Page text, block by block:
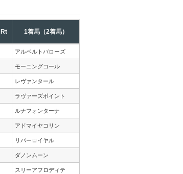
Rt 1着馬（2着馬）
アルベルトバローズ
モーニングコール
レヴァンタール
ラヴァーズポイント
ルナフォンターナ
アドマイヤコリン
リバーロイヤル
ダノンムーン
スリーアフロディテ